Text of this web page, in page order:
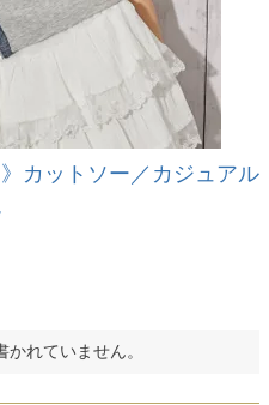
カットソー／カジュアル
れていません。